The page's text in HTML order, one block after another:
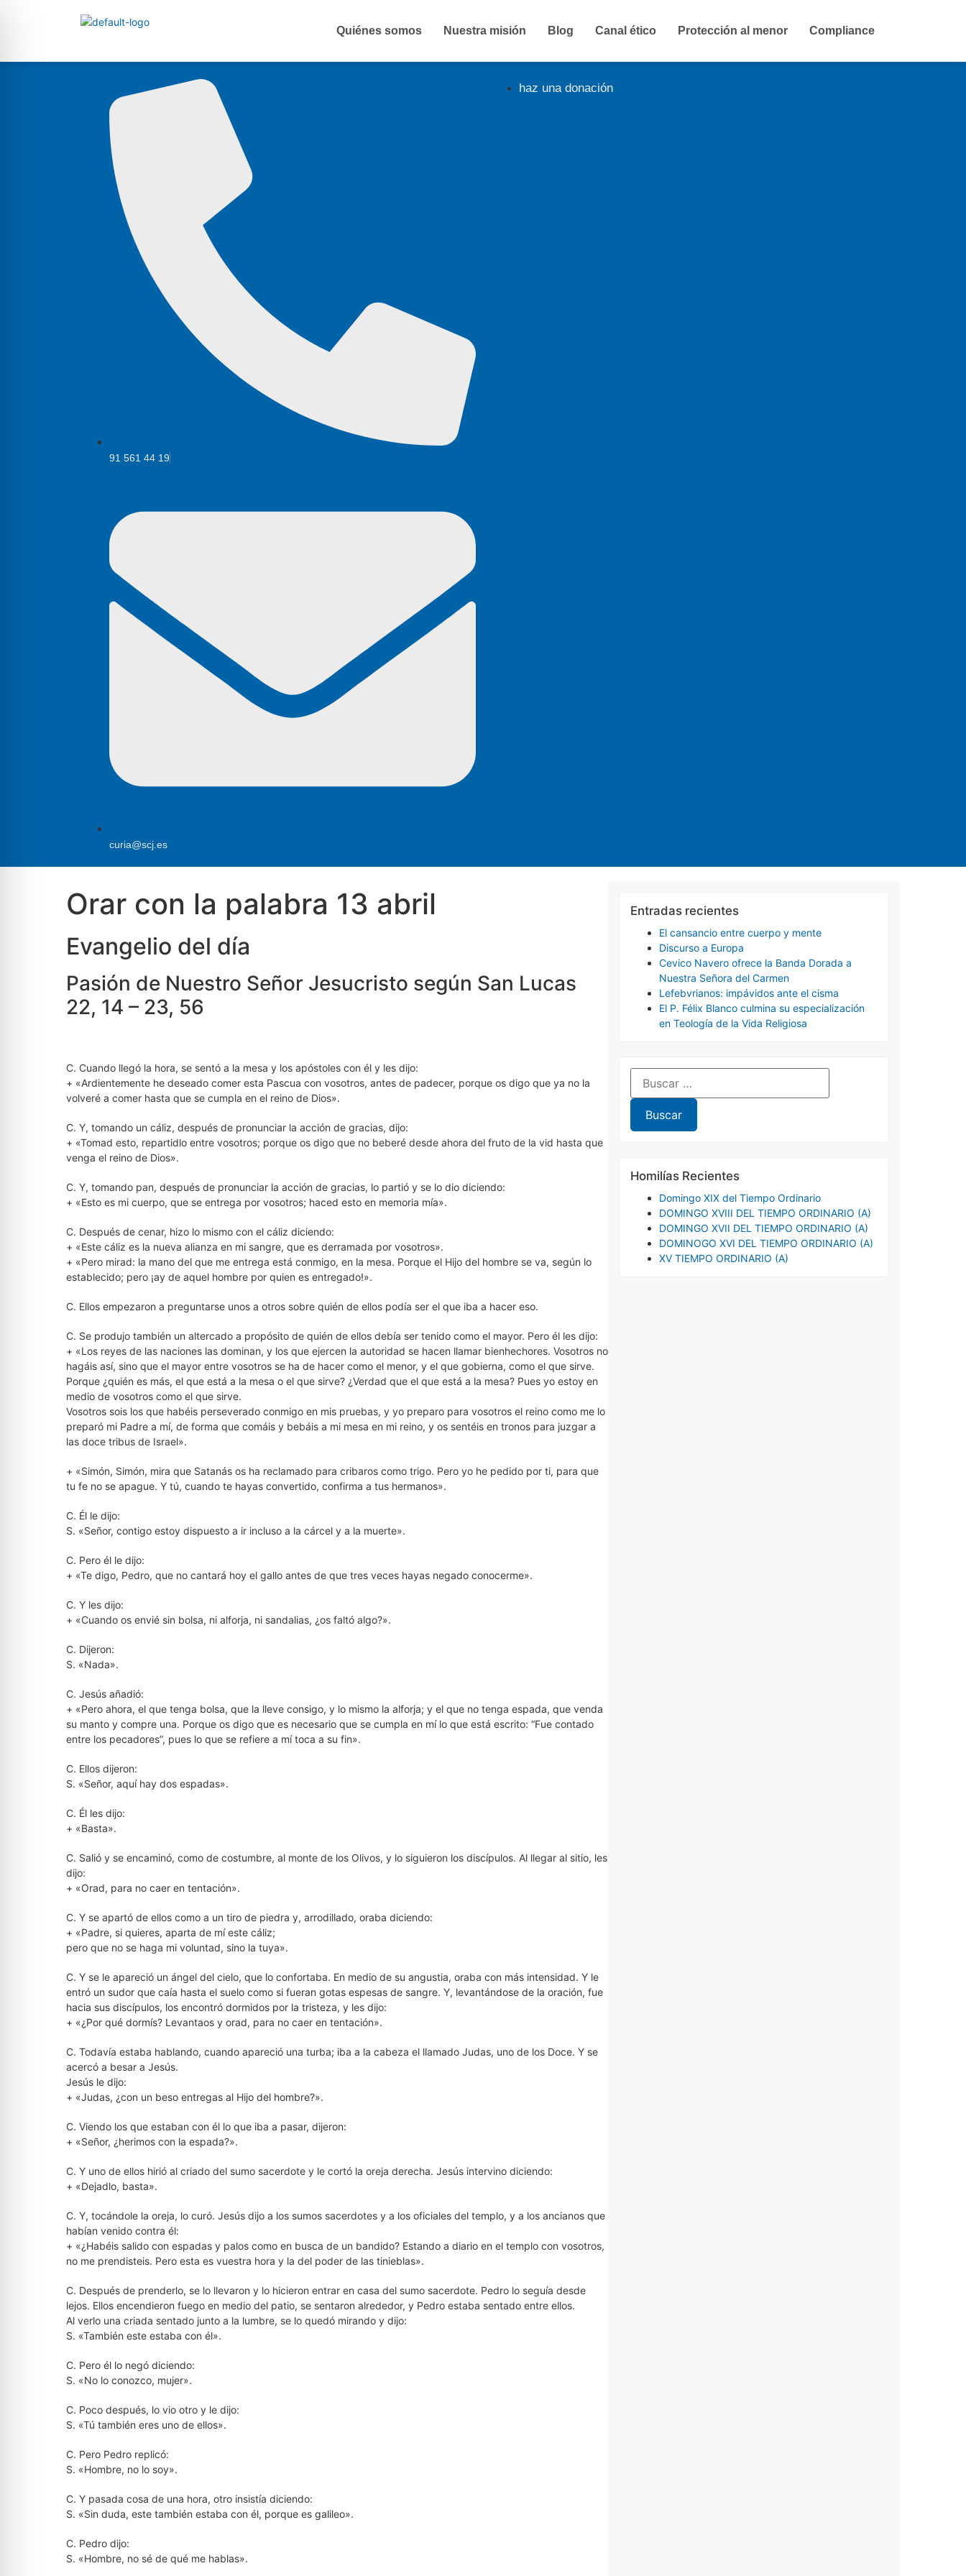
91 561 44 19
curia@scj.es
haz una donación
Quiénes somos Nuestra misión Blog Canal ético Protección al menor Compliance
Orar con la palabra 13 abril
Evangelio del día
Pasión de Nuestro Señor Jesucristo según San Lucas
22, 14 – 23, 56
C. Cuando llegó la hora, se sentó a la mesa y los apóstoles con él y les dijo:
+ «Ardientemente he deseado comer esta Pascua con vosotros, antes de padecer, porque os digo que ya no la
volveré a comer hasta que se cumpla en el reino de Dios».
C. Y, tomando un cáliz, después de pronunciar la acción de gracias, dijo:
+ «Tomad esto, repartidlo entre vosotros; porque os digo que no beberé desde ahora del fruto de la vid hasta que
venga el reino de Dios».
C. Y, tomando pan, después de pronunciar la acción de gracias, lo partió y se lo dio diciendo:
+ «Esto es mi cuerpo, que se entrega por vosotros; haced esto en memoria mía».
C. Después de cenar, hizo lo mismo con el cáliz diciendo:
+ «Este cáliz es la nueva alianza en mi sangre, que es derramada por vosotros».
+ «Pero mirad: la mano del que me entrega está conmigo, en la mesa. Porque el Hijo del hombre se va, según lo
establecido; pero ¡ay de aquel hombre por quien es entregado!».
C. Ellos empezaron a preguntarse unos a otros sobre quién de ellos podía ser el que iba a hacer eso.
C. Se produjo también un altercado a propósito de quién de ellos debía ser tenido como el mayor. Pero él les dijo:
+ «Los reyes de las naciones las dominan, y los que ejercen la autoridad se hacen llamar bienhechores. Vosotros no
hagáis así, sino que el mayor entre vosotros se ha de hacer como el menor, y el que gobierna, como el que sirve.
Porque ¿quién es más, el que está a la mesa o el que sirve? ¿Verdad que el que está a la mesa? Pues yo estoy en
medio de vosotros como el que sirve.
Vosotros sois los que habéis perseverado conmigo en mis pruebas, y yo preparo para vosotros el reino como me lo
preparó mi Padre a mí, de forma que comáis y bebáis a mi mesa en mi reino, y os sentéis en tronos para juzgar a
las doce tribus de Israel».
+ «Simón, Simón, mira que Satanás os ha reclamado para cribaros como trigo. Pero yo he pedido por ti, para que
tu fe no se apague. Y tú, cuando te hayas convertido, confirma a tus hermanos».
C. Él le dijo:
S. «Señor, contigo estoy dispuesto a ir incluso a la cárcel y a la muerte».
C. Pero él le dijo:
+ «Te digo, Pedro, que no cantará hoy el gallo antes de que tres veces hayas negado conocerme».
C. Y les dijo:
+ «Cuando os envié sin bolsa, ni alforja, ni sandalias, ¿os faltó algo?».
C. Dijeron:
S. «Nada».
C. Jesús añadió:
+ «Pero ahora, el que tenga bolsa, que la lleve consigo, y lo mismo la alforja; y el que no tenga espada, que venda
su manto y compre una. Porque os digo que es necesario que se cumpla en mí lo que está escrito: “Fue contado
entre los pecadores”, pues lo que se refiere a mí toca a su fin».
C. Ellos dijeron:
S. «Señor, aquí hay dos espadas».
C. Él les dijo:
+ «Basta».
C. Salió y se encaminó, como de costumbre, al monte de los Olivos, y lo siguieron los discípulos. Al llegar al sitio, les
dijo:
+ «Orad, para no caer en tentación».
C. Y se apartó de ellos como a un tiro de piedra y, arrodillado, oraba diciendo:
+ «Padre, si quieres, aparta de mí este cáliz;
pero que no se haga mi voluntad, sino la tuya».
C. Y se le apareció un ángel del cielo, que lo confortaba. En medio de su angustia, oraba con más intensidad. Y le
entró un sudor que caía hasta el suelo como si fueran gotas espesas de sangre. Y, levantándose de la oración, fue
hacia sus discípulos, los encontró dormidos por la tristeza, y les dijo:
+ «¿Por qué dormís? Levantaos y orad, para no caer en tentación».
C. Todavía estaba hablando, cuando apareció una turba; iba a la cabeza el llamado Judas, uno de los Doce. Y se
acercó a besar a Jesús.
Jesús le dijo:
+ «Judas, ¿con un beso entregas al Hijo del hombre?».
C. Viendo los que estaban con él lo que iba a pasar, dijeron:
+ «Señor, ¿herimos con la espada?».
C. Y uno de ellos hirió al criado del sumo sacerdote y le cortó la oreja derecha. Jesús intervino diciendo:
+ «Dejadlo, basta».
C. Y, tocándole la oreja, lo curó. Jesús dijo a los sumos sacerdotes y a los oficiales del templo, y a los ancianos que
habían venido contra él:
+ «¿Habéis salido con espadas y palos como en busca de un bandido? Estando a diario en el templo con vosotros,
no me prendisteis. Pero esta es vuestra hora y la del poder de las tinieblas».
C. Después de prenderlo, se lo llevaron y lo hicieron entrar en casa del sumo sacerdote. Pedro lo seguía desde
lejos. Ellos encendieron fuego en medio del patio, se sentaron alrededor, y Pedro estaba sentado entre ellos.
Al verlo una criada sentado junto a la lumbre, se lo quedó mirando y dijo:
S. «También este estaba con él».
C. Pero él lo negó diciendo:
S. «No lo conozco, mujer».
C. Poco después, lo vio otro y le dijo:
S. «Tú también eres uno de ellos».
C. Pero Pedro replicó:
S. «Hombre, no lo soy».
C. Y pasada cosa de una hora, otro insistía diciendo:
S. «Sin duda, este también estaba con él, porque es galileo».
C. Pedro dijo:
S. «Hombre, no sé de qué me hablas».
Entradas recientes
El cansancio entre cuerpo y mente
Discurso a Europa
Cevico Navero ofrece la Banda Dorada a
Nuestra Señora del Carmen
Lefebvrianos: impávidos ante el cisma
El P. Félix Blanco culmina su especialización
en Teología de la Vida Religiosa
Homilías Recientes
Domingo XIX del Tiempo Ordinario
DOMINGO XVIII DEL TIEMPO ORDINARIO (A)
DOMINGO XVII DEL TIEMPO ORDINARIO (A)
DOMINOGO XVI DEL TIEMPO ORDINARIO (A)
XV TIEMPO ORDINARIO (A)